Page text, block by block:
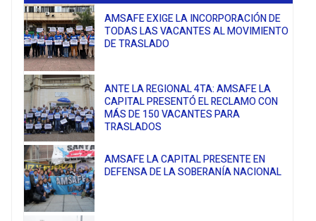
AMSAFE EXIGE LA INCORPORACIÓN DE
TODAS LAS VACANTES AL MOVIMIENTO
DE TRASLADO
ANTE LA REGIONAL 4TA: AMSAFE LA
CAPITAL PRESENTÓ EL RECLAMO CON
MÁS DE 150 VACANTES PARA
TRASLADOS
AMSAFE LA CAPITAL PRESENTE EN
DEFENSA DE LA SOBERANÍA NACIONAL